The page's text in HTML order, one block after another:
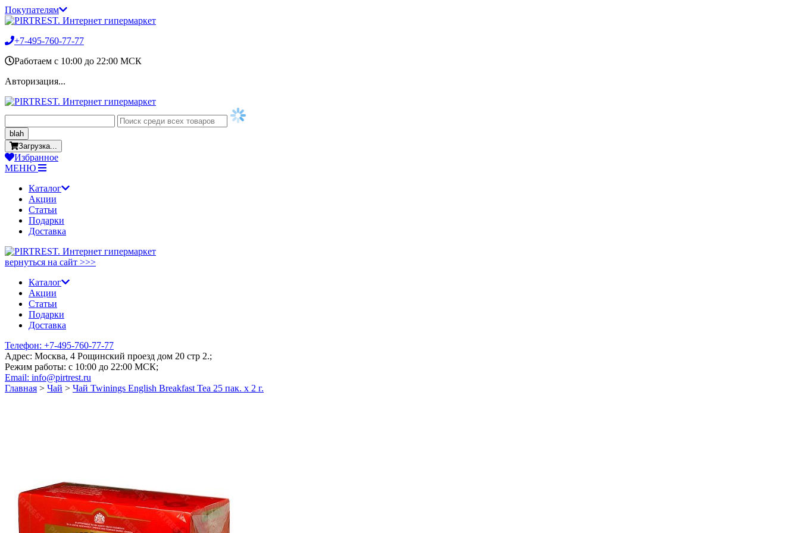
Покупателям
+7-495-760-77-77
Работаем c 10:00 до 22:00 МСК
Авторизация...
blah
Загрузка...
Избранное
МЕНЮ
Каталог
Акции
Статьи
Подарки
Доставка
вернуться на сайт >>>
Каталог
Акции
Статьи
Подарки
Доставка
Телефон: +7-495-760-77-77
Адрес: Москва, 4 Рощинский проезд дом 20 стр 2.;
Режим работы: c 10:00 до 22:00 МСК;
Email: info@pirtrest.ru
Главная > Чай > Чай Twinings English Breakfast Tea 25 пак. x 2 г.